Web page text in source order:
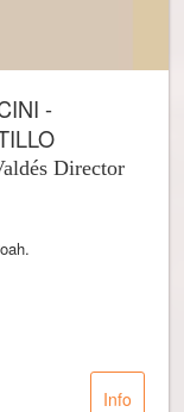
-
Director
Info